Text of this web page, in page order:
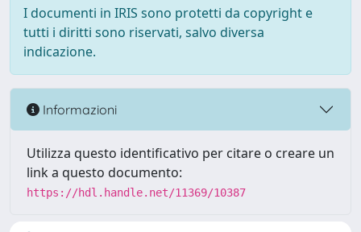
I documenti in IRIS sono protetti da copyright e
tutti i diritti sono riservati, salvo diversa
indicazione.
Informazioni
Utilizza questo identificativo per citare o creare un
link a questo documento:
https://hdl.handle.net/11369/10387